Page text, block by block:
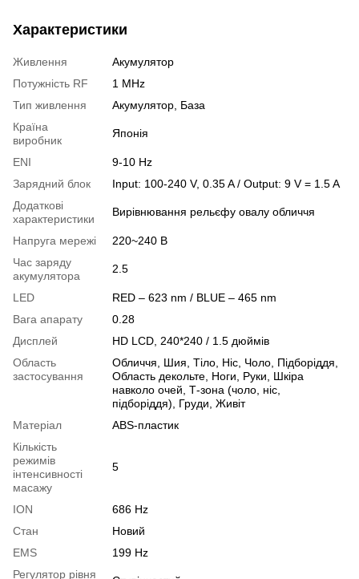
Характеристики
Живлення
Акумулятор
Потужність RF
1 MHz
Тип живлення
Акумулятор, База
Країна
виробник
Японія
ENI
9-10 Hz
Зарядний блок
Input: 100-240 V, 0.35 A / Output: 9 V = 1.5 A
Додаткові
характеристики
Вирівнювання рельєфу овалу обличчя
Напруга мережі
220~240 В
Час заряду
акумулятора
2.5
LED
RED – 623 nm / BLUE – 465 nm
Вага апарату
0.28
Дисплей
HD LCD, 240*240 / 1.5 дюймів
Область
застосування
Обличчя, Шия, Тіло, Ніс, Чоло, Підборіддя,
Область декольте, Ноги, Руки, Шкіра
навколо очей, Т-зона (чоло, ніс,
підборіддя), Груди, Живіт
Матеріал
ABS-пластик
Кількість
режимів
інтенсивності
масажу
5
ION
686 Hz
Стан
Новий
EMS
199 Hz
Регулятор рівня